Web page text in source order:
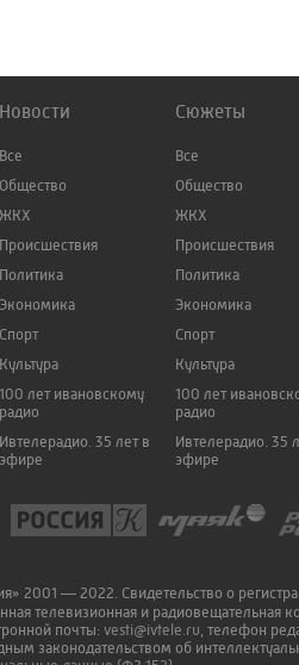
Новости
Все
Общество
ЖКХ
Происшествия
Политика
Экономика
Спорт
Культура
100 лет ивановскому
радио
Ивтелерадио. 35 лет в
эфире
Сюжеты
Все
Общество
ЖКХ
Происшествия
Политика
Экономика
Спорт
Культура
100 лет
радио
Ивтелерадио. 35
эфире
2001 — 2022. Свидетельство о
телевизионная и
почты: vesti@ivtele.ru , телефон
законодательством об